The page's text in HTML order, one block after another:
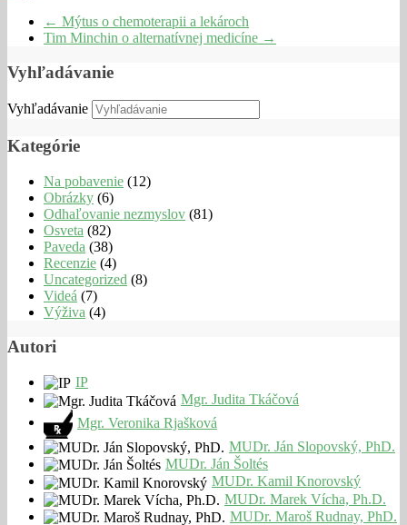
← Mýtus o chemoterapii a lekároch
Tim Minchin o alternatívnej medicíne →
Vyhľadávanie
Vyhľadávanie
Kategórie
Na pobavenie (12)
Obrázky (6)
Odhaľovanie nezmyslov (81)
Osveta (82)
Paveda (38)
Recenzie (4)
Uncategorized (8)
Videá (7)
Výživa (4)
Autori
IP
Mgr. Judita Tkáčová
Mgr. Veronika Rjašková
MUDr. Ján Slopovský, PhD.
MUDr. Ján Šoltés
MUDr. Kamil Knorovský
MUDr. Marek Vícha, Ph.D.
MUDr. Maroš Rudnay, PhD.